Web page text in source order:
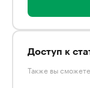
Доступ к
Также вы